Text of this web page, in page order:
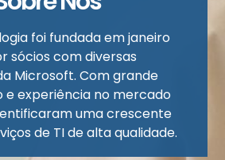
foi fundada em janeiro
sócios com diversas
Microsoft. Com grande
experiência no mercado
uma crescente
de TI de alta qualidade.